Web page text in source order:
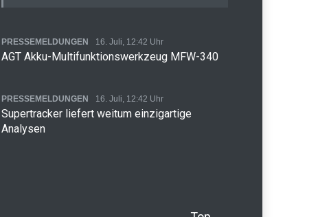
PRESSEMELDUNGEN 16. Juli, 12:42 Uhr
AGT Akku-Multifunktionswerkzeug MFW-340
PRESSEMELDUNGEN 16. Juli, 12:42 Uhr
Supertracker liefert weitum einzigartige
Analysen